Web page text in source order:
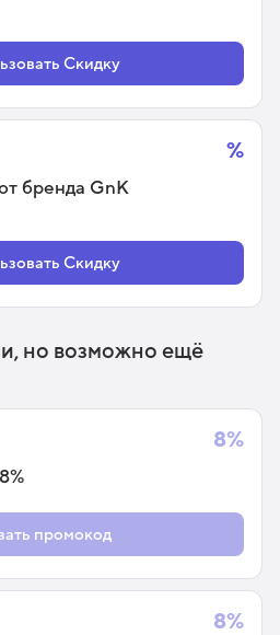
Скидку
%
бренда GnK
Скидку
но возможно ещё
8%
промокод
8%